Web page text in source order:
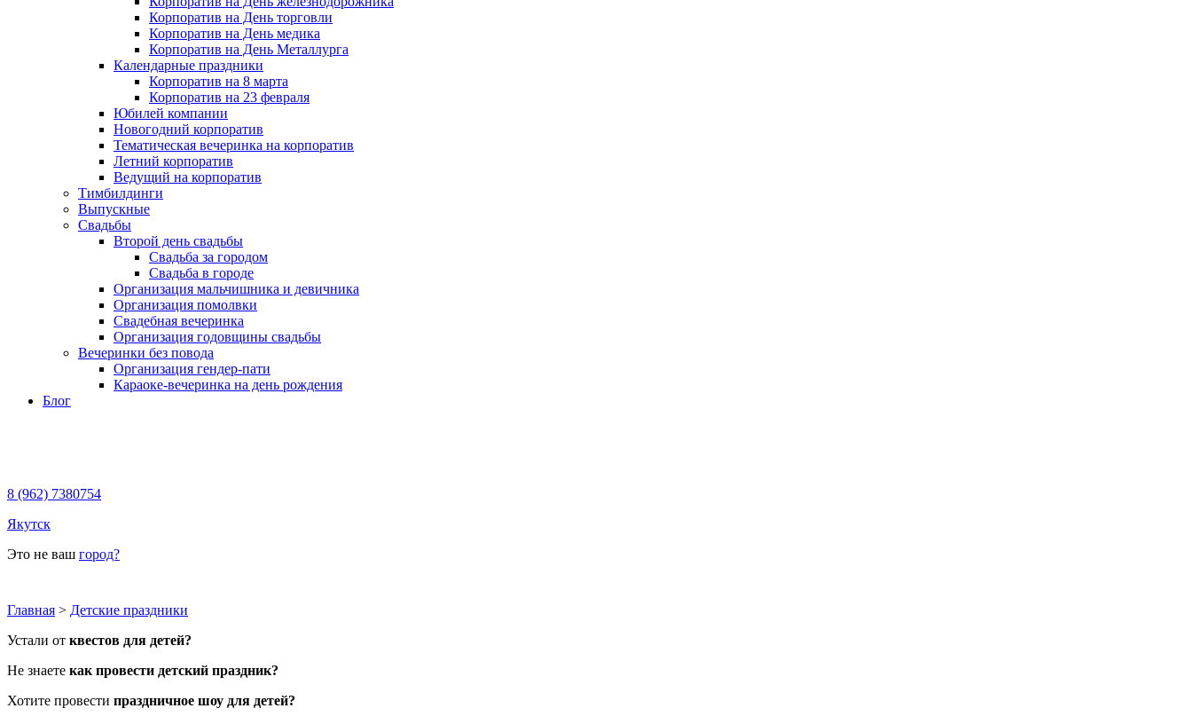
Корпоратив на День торговли
Корпоратив на День медика
Корпоратив на День Металлурга
Календарные праздники
Корпоратив на 8 марта
Корпоратив на 23 февраля
Юбилей компании
Новогодний корпоратив
Тематическая вечеринка на корпоратив
Летний корпоратив
Ведущий на корпоратив
Тимбилдинги
Выпускные
Свадьбы
Второй день свадьбы
Свадьба за городом
Свадьба в городе
Организация мальчишника и девичника
Организация помолвки
Свадебная вечеринка
Организация годовщины свадьбы
Вечеринки без повода
Организация гендер-пати
Караоке-вечеринка на день рождения
Блог
8 (962) 7380754
Якутск
Это не ваш город?
Главная > Детские праздники
Устали от квестов для детей?
Не знаете как провести детский праздник?
Хотите провести праздничное шоу для детей?